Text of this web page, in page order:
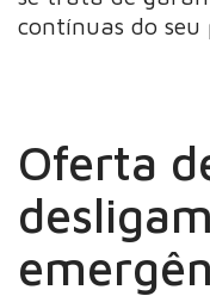
contínuas do seu
Oferta